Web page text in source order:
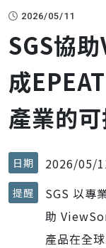
2026/05/11
SGS協
成
產業的
日期 2026/05/
提醒
SGS 以專
助
產品在全